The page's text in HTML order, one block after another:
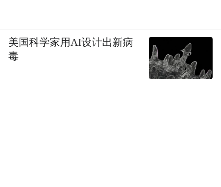
美国科学家用AI设计出新病
毒